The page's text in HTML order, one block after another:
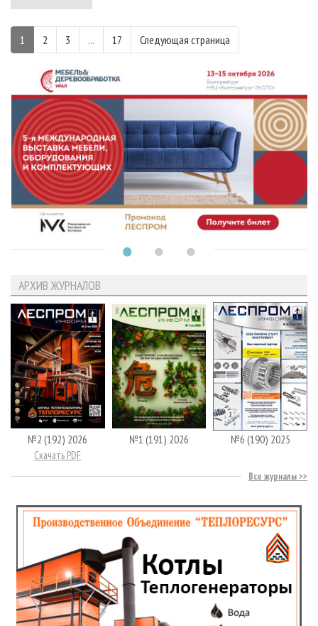
1 2 3 ... 17 Следующая страница
АРХИВ ЖУРНАЛОВ
№2 (192) 2026
Скачать PDF
№1 (191) 2026 №6 (190) 2025
Все журналы